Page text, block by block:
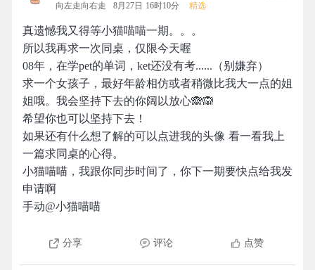
向左走向右走 8月27日 16时10分 精选
真遗憾我又得等小猫喵喵一期。。。
所以我再求一次同桌，仅限今天喔
08年，在学pet的单词，ket还没有考......（别嫌弃）
求一个女孩子，最好年龄相仿或者稍微比我大一点的姐
姐哦。我会坚持下去的你阔以放心🙈🙉
希望你也可以坚持下去！
如果还有什么想了解的可以点进我的头像 看一看我上
一篇求同桌的心得。
小猫喵喵，我跟你同步时间了，你下一期要快点给我发
申请啊
手动@小猫喵喵
分享 评论 点赞